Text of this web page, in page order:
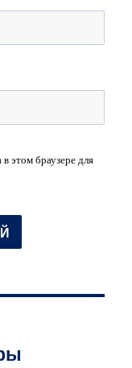
этом браузере для